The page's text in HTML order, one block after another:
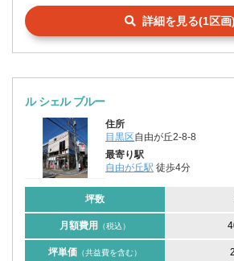
詳細を見る(1区画)
ル シェル ブルー
住所
目黒区自由が丘2-8-8
最寄り駅
自由が丘駅 徒歩4分
坪数
月額費用 （税込）
坪単価 （共益費を含む）